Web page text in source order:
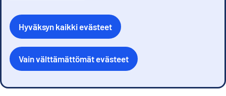
Hyväksyn kaikki evästeet
Vain välttämättömät evästeet